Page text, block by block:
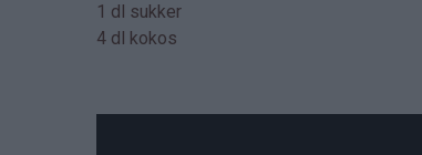
1 dl sukker
4 dl kokos